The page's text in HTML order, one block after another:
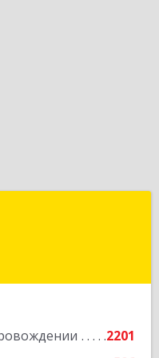
2201
Новосибирская обл,